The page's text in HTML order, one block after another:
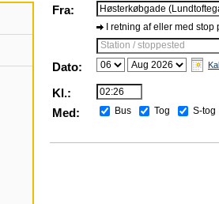
Fra:
I retning af eller med stop
Station / stoppested
Dato:
Kl.:
Med:
Bus Tog S-tog